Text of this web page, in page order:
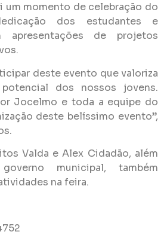
um momento de celebração do
dos estudantes e
apresentações de projetos
deste evento que valoriza
dos nossos jovens.
Jocelmo e toda a equipe do
deste belíssimo evento”,
Valda e Alex Cidadão, além
municipal, também
na feira.